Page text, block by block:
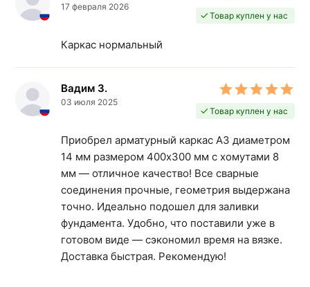
17 февраля 2026
Товар куплен у нас
Каркас нормальный
Вадим З.
03 июля 2025
Товар куплен у нас
Приобрел арматурный каркас А3 диаметром
14 мм размером 400х300 мм с хомутами 8
мм — отличное качество! Все сварные
соединения прочные, геометрия выдержана
точно. Идеально подошел для заливки
фундамента. Удобно, что поставили уже в
готовом виде — сэкономил время на вязке.
Доставка быстрая. Рекомендую!